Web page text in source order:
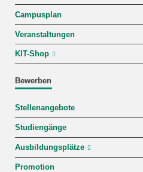
Campusplan
Veranstaltungen
KIT-Shop
Bewerben
Stellenangebote
Studiengänge
Ausbildungsplätze
Promotion